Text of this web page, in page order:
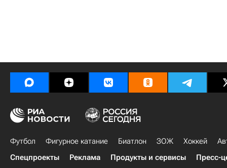
Футбол Фигурное катание Биатлон ЗОЖ Хоккей
Спецпроекты
Реклама Продукты и сервисы Пресс-